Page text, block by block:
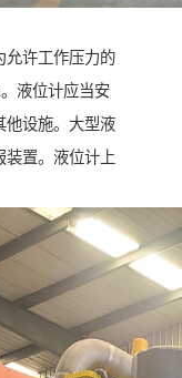
允许工作压力的
液位计应当安
他设施。大型液
装置。液位计上